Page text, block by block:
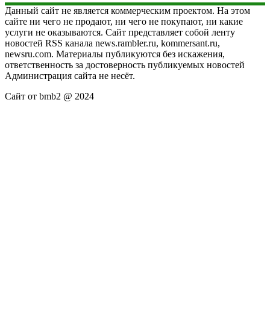
Данный сайт не является коммерческим проектом. На этом
сайте ни чего не продают, ни чего не покупают, ни какие
услуги не оказываются. Сайт представляет собой ленту
новостей RSS канала news.rambler.ru, kommersant.ru,
newsru.com. Материалы публикуются без искажения,
ответственность за достоверность публикуемых новостей
Администрация сайта не несёт.
Сайт от bmb2 @ 2024